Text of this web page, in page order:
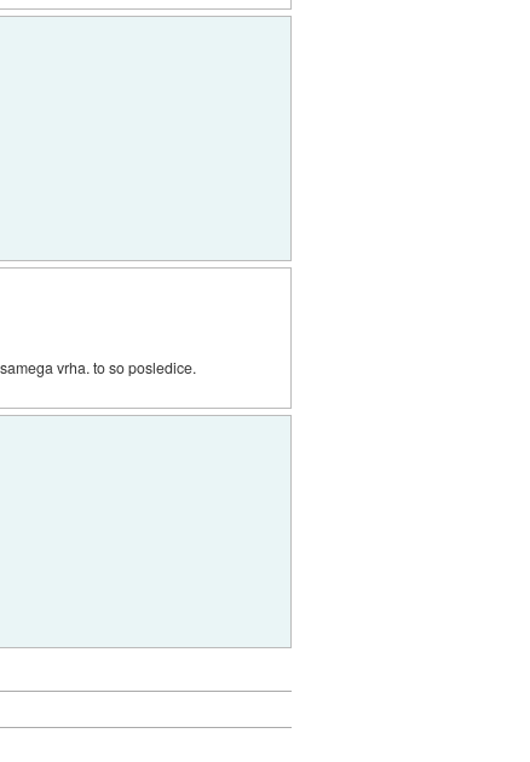
vrha. to so posledice.